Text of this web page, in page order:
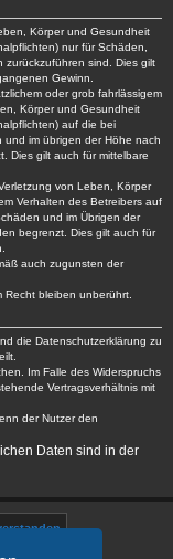
Körper und Gesundheit
nur für Schäden,
zurückzuführen sind. Dies gilt
Gewinn.
oder grob fahrlässigem
Körper und Gesundheit
auf die bei
und im übrigen der Höhe nach
Dies gilt auch für mittelbare
von Leben, Körper
Verhalten des Betreibers auf
und im Übrigen der
begrenzt. Dies gilt auch für
auch zugunsten der
Recht bleiben unberührt.
die Datenschutzerklärung zu
Im Falle des Widerspruchs
Vertragsverhältnis mit
der Nutzer den
Daten sind in der